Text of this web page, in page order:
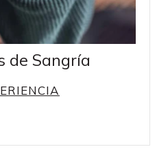
de Sangría